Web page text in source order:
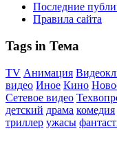
Последние
Правила сайта
Tags in Тема
TV Анимация
видео Иное Кино
Сетевое видео
детский драма комедия
триллер ужасы